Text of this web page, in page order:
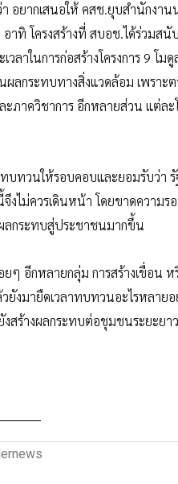
อยากเสนอให้ คสช.ยุบสำนักงา
ทิ โครงสร้างที่ สบอช.ได้ร่วมสนั
ในการก่อสร้างโครงการ 9 โมดู
ลกระทบทางสิ่งแวดล้อม เพราะ
ะภาควิชาการ อีกหลายส่วน แต่ละ
บทวนให้รอบคอบและยอมรับว่า
ไม่ควรเดินหน้า โดยขาดความร
ลกระทบสู่ประชาชนมากขึ้น
อีกหลายกลุ่ม การสร้างเขื่อน ห
งมายืดเวลาทบทวนอะไรหลายอ
ร้างผลกระทบต่อชุมชนระยะยา